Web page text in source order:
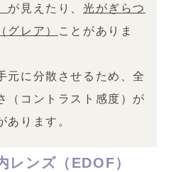
が見えたり、光がぎらつ
グレア）
ことがありま
元に分散させるため、全
（コントラスト感度）が
あります。
レンズ（EDOF）